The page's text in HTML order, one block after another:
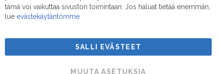
Suodatinmestarit © 2026
tämä voi vaikuttaa sivuston toimintaan. Jos haluat tietää enemmän,
lue evästekäytäntömme
SALLI EVÄSTEET
MUUTA ASETUKSIA